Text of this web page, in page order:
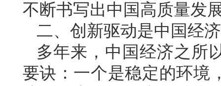
不断书写出中国高质量发
二、创新驱动是中国经
多年来，中国经济之所
要诀：一个是稳定的环境